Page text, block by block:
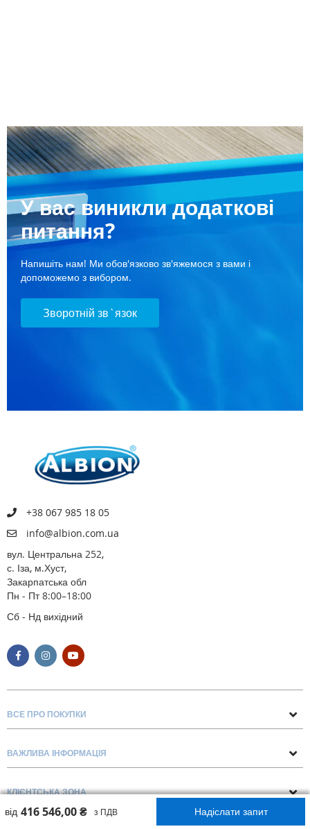
У вас виникли додаткові
питання?
Напишіть нам! Ми обов'язково зв'яжемося з вами і
допоможемо з вибором.
Зворотній зв`язок
+38 067 985 18 05
info@albion.com.ua
вул. Центральна 252,
с. Іза, м.Хуст,
Закарпатська обл
Пн - Пт 8:00–18:00
Сб - Нд вихідний
ВСЕ ПРО ПОКУПКИ
Про нас
Блог
ВАЖЛИВА ІНФОРМАЦІЯ
Доставка та оплата
Договір Оферти
КЛІЄНТСЬКА ЗОНА
Обліковий запис
416 546,00 ₴ з ПДВ
від Надіслати запит